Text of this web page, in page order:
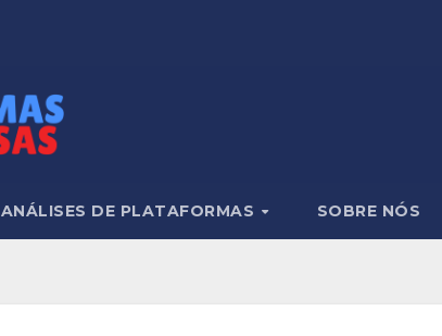
ANÁLISES DE PLATAFORMAS SOBRE NÓS